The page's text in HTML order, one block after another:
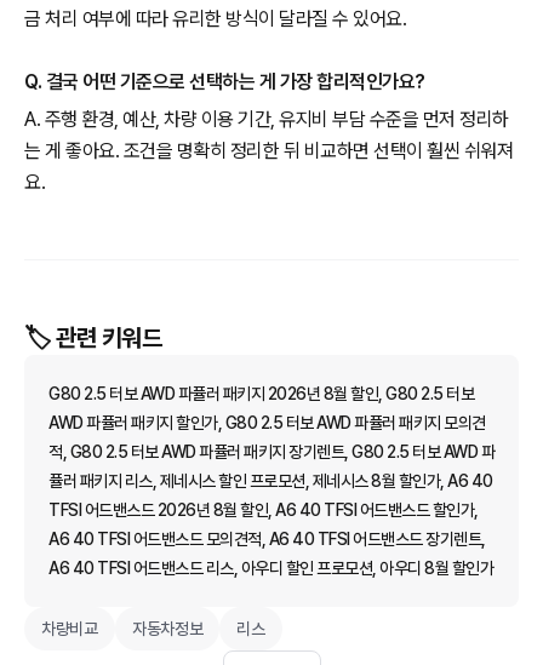
금 처리 여부에 따라 유리한 방식이 달라질 수 있어요.
Q. 결국 어떤 기준으로 선택하는 게 가장 합리적인가요?
A. 주행 환경, 예산, 차량 이용 기간, 유지비 부담 수준을 먼저 정리하
는 게 좋아요. 조건을 명확히 정리한 뒤 비교하면 선택이 훨씬 쉬워져
요.
🏷️ 관련 키워드
G80 2.5 터보 AWD 파퓰러 패키지 2026년 8월 할인, G80 2.5 터보
AWD 파퓰러 패키지 할인가, G80 2.5 터보 AWD 파퓰러 패키지 모의견
적, G80 2.5 터보 AWD 파퓰러 패키지 장기렌트, G80 2.5 터보 AWD 파
퓰러 패키지 리스, 제네시스 할인 프로모션, 제네시스 8월 할인가, A6 40
TFSI 어드밴스드 2026년 8월 할인, A6 40 TFSI 어드밴스드 할인가,
A6 40 TFSI 어드밴스드 모의견적, A6 40 TFSI 어드밴스드 장기렌트,
A6 40 TFSI 어드밴스드 리스, 아우디 할인 프로모션, 아우디 8월 할인가
차량비교 자동차정보 리스